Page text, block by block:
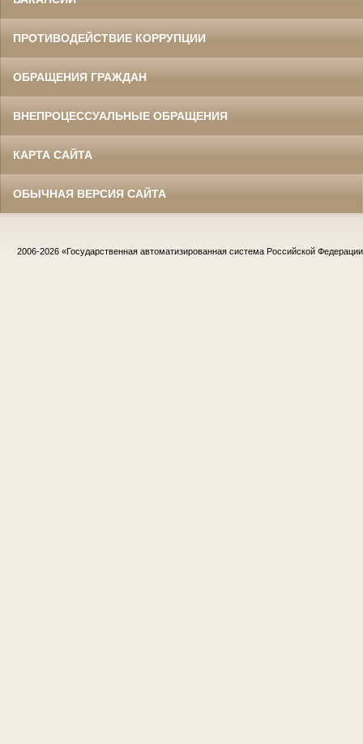
ПРОТИВОДЕЙСТВИЕ КОРРУПЦИИ
ОБРАЩЕНИЯ ГРАЖДАН
ВНЕПРОЦЕССУАЛЬНЫЕ ОБРАЩЕНИЯ
КАРТА САЙТА
ОБЫЧНАЯ ВЕРСИЯ САЙТА
2006-2026 «Государственная автоматизированная система Российской